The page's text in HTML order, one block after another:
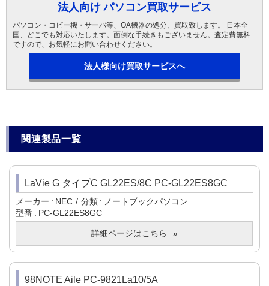
法人向け パソコン買取サービス
パソコン・コピー機・サーバ等、OA機器の処分、買取致します。 日本全
国、どこでも対応いたします。面倒な手続きもございません。査定費無料
ですので、お気軽にお問い合わせください。
法人様向け買取サービスへ
関連製品一覧
LaVie G タイプC GL22ES/8C PC-GL22ES8GC
メーカー NEC 分類
ノートブックパソコン
型番
PC-GL22ES8GC
詳細ページはこちら
98NOTE Aile PC-9821La10/5A